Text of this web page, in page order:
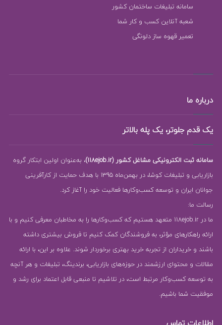
سامانه تبلیغات ساختمان کشور
شعبه آنلاین کسب و کار شما
تعمیر قهوه ساز دلونگی
درباره ما
یک قدم جلوتر، یک پله بالاتر
سامانه ثبت الکترونیکی مشاغل کشور (118ejob.ir)
، به‌عنوان اولین ابتکار گروه
بازاریابی و تبلیغات کوشا، در بهمن‌ماه 1395 با هدف حمایت از کارآفرینی
جوانان ایران و توسعه کسب‌وکارها فعالیت خود را آغاز کرد.
رسالت ما:
ما در 118ejob.ir متعهد هستیم که کسب‌وکارها را به مخاطبان معرفی کنیم و با
ارائه راهکارهای مؤثر، به فروشندگان کمک کنیم تا فروش بیشتری داشته
باشند و خریداران از تجربه خرید بهتری برخوردار شوند. علاوه بر این، با ارائه
مقالات و محتوای ارزشمند در حوزه‌های بازاریابی، برندینگ، تبلیغات و هر آنچه
به توسعه کسب‌وکار مرتبط است، در تلاشیم تا منبعی قابل اعتماد برای رشد و
موفقیت شما باشیم.